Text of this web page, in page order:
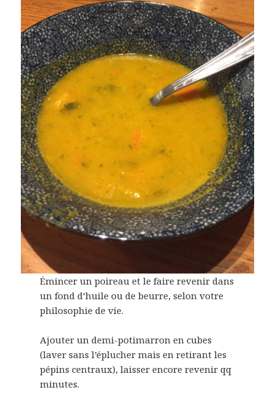
Émincer un poireau et le faire revenir dans
un fond d’huile ou de beurre, selon votre
philosophie de vie.
Ajouter un demi-potimarron en cubes
(laver sans l’éplucher mais en retirant les
pépins centraux), laisser encore revenir qq
minutes.